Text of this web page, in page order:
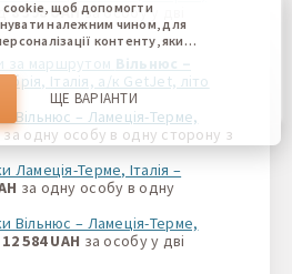
8 398 UAHза особу у дві
за маршрутом Вільнюс –
Італія, а/к GetJet, літо
Вільнюс – Ламеція-Терме,
за одну особу в одну сторону з
Ламеція-Терме, Італія –
за одну особу в одну
Вільнюс – Ламеція-Терме,
12 584 UAH за особу у дві
щоб допомогти
належним чином, для
контенту, який
нам відрізняти Вас
веб-сайту. Розуміння того,
сайт, допомагає нам
та внести зміни для
майбутньому. Підтвердивши,
всіх цих файлів cookie.
натиснувши
або в будь-який час,
використання файлів
ЩЕ ВАРІАНТИ